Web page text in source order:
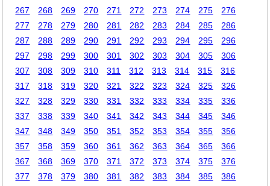
267 268 269 270 271 272 273 274 275
276
277
278 279 280 281 282 283 284 285
286
287
288 289 290 291 292 293 294 295
296
297
298 299 300 301 302 303 304 305
306
307
308 309 310 311 312 313 314 315
316
317
318 319 320 321 322 323 324 325
326
327
328 329 330 331 332 333 334 335
336
337
338 339 340 341 342 343 344 345
346
347
348 349 350 351 352 353 354 355
356
357
358 359 360 361 362 363 364 365
366
367
368 369 370 371 372 373 374 375
376
377
378 379 380 381 382 383 384 385
386